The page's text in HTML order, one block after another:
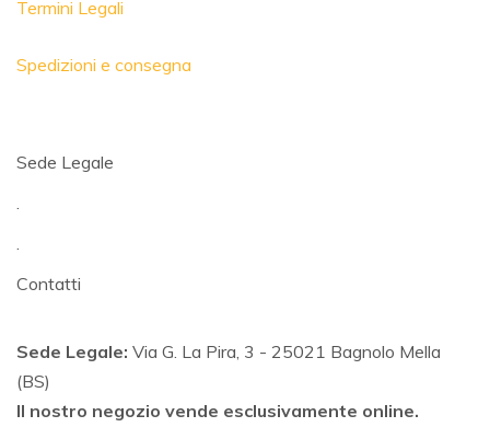
Termini Legali
Spedizioni e consegna
Sede Legale
Contatti
Sede Legale: Via G. La Pira, 3 - 25021 Bagnolo Mella
(BS)
Il nostro negozio vende esclusivamente online.